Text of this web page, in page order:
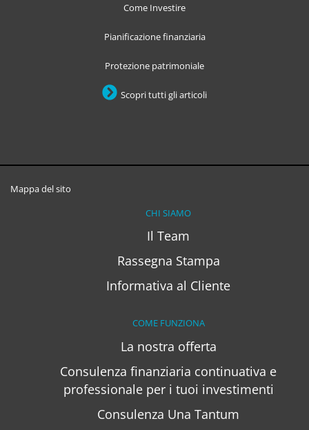
Come Investire
Pianificazione finanziaria
Protezione patrimoniale
Scopri tutti gli articoli
Mappa del sito
CHI SIAMO
Il Team
Rassegna Stampa
Informativa al Cliente
COME FUNZIONA
La nostra offerta
Consulenza finanziaria continuativa e
professionale per i tuoi investimenti
Consulenza Una Tantum